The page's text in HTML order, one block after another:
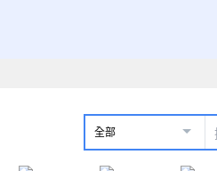
全部